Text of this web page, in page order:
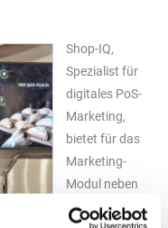
Shop-IQ,
Spezialist für
digitales PoS-
Marketing,
bietet für das
Marketing-
Modul neben
der zeit- nun